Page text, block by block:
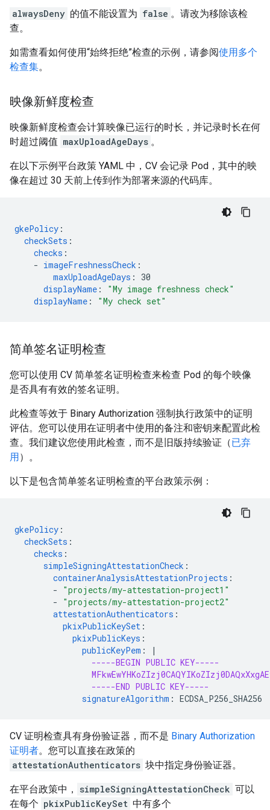
alwaysDeny 的值不能设置为 false 。请改为移除该检
查。
如需查看如何使用“始终拒绝”检查的示例，请参阅使用多个
检查集。
映像新鲜度检查
映像新鲜度检查会计算映像已运行的时长，并记录时长在何
时超过阈值 maxUploadAgeDays 。
在以下示例平台政策 YAML 中，CV 会记录 Pod，其中的映
像在超过 30 天前上传到作为部署来源的代码库。
gkePolicy :
checkSets :
checks :
- imageFreshnessCheck :
maxUploadAgeDays :
30
displayName : "My image freshness check"
displayName : "My check set"
简单签名证明检查
您可以使用 CV 简单签名证明检查来检查 Pod 的每个映像
是否具有有效的签名证明。
此检查等效于 Binary Authorization 强制执行政策中的证明
评估。您可以使用在证明者中使用的备注和密钥来配置此检
查。我们建议您使用此检查，而不是旧版持续验证（已弃
用）。
以下是包含简单签名证明检查的平台政策示例：
gkePolicy :
checkSets :
checks :
simpleSigningAttestationCheck :
containerAnalysisAttestationProjects :
-
"projects/my-attestation-project1"
-
"projects/my-attestation-project2"
attestationAuthenticators :
pkixPublicKeySet :
pkixPublicKeys :
publicKeyPem :
|
-----BEGIN PUBLIC KEY-----
-----END PUBLIC KEY-----
signatureAlgorithm : ECDSA_P256_SHA256
CV 证明检查具有身份验证器 ，而不是 Binary Authorization
证明者。您可以直接在政策的
attestationAuthenticators 块中指定身份验证器。
在平台政策中， simpleSigningAttestationCheck 可以
在每个 pkixPublicKeySet 中有多个